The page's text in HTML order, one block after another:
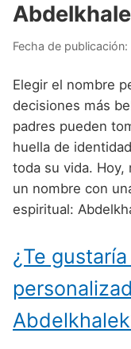
Nombres
Nombres
Nombres
Nombres
Nombres
Nombres
Nombres
Fecha de publicación:
Elegir el nombre
decisiones más
padres pueden
huella de
toda su vida. Hoy,
un nombre con
espiritual:
¿Te